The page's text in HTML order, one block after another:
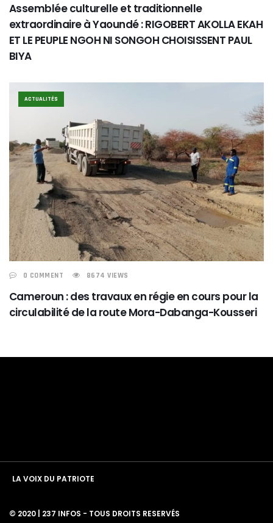
Assemblée culturelle et traditionnelle
extraordinaire à Yaoundé : RIGOBERT AKOLLA EKAH
ET LE PEUPLE NGOH NI SONGOH CHOISISSENT PAUL
BIYA
ACTUALITÉS
0 COMMENT 8674 VIEWS
Cameroun : des travaux en régie en cours pour la
circulabilité de la route Mora-Dabanga-Kousseri
LA VOIX DU PATRIOTE
© 2020 | 237 INFOS - TOUS DROITS RESERVÉS